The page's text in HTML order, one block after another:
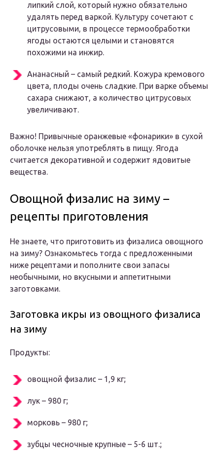
липкий слой, который нужно обязательно
удалять перед варкой. Культуру сочетают с
цитрусовыми, в процессе термообработки
ягоды остаются целыми и становятся
похожими на инжир.
Ананасный – самый редкий. Кожура кремового
цвета, плоды очень сладкие. При варке объемы
сахара снижают, а количество цитрусовых
увеличивают.
Важно! Привычные оранжевые «фонарики» в сухой
оболочке нельзя употреблять в пищу. Ягода
считается декоративной и содержит ядовитые
вещества.
Овощной физалис на зиму –
рецепты приготовления
Не знаете, что приготовить из физалиса овощного
на зиму? Ознакомьтесь тогда с предложенными
ниже рецептами и пополните свои запасы
необычными, но вкусными и аппетитными
заготовками.
Заготовка икры из овощного физалиса
на зиму
Продукты:
овощной физалис – 1,9 кг;
лук – 980 г;
морковь – 980 г;
зубцы чесночные крупные – 5-6 шт.;